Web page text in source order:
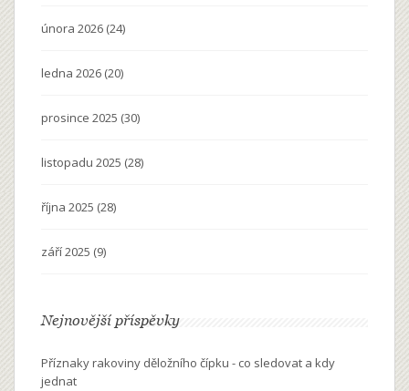
února 2026 (24)
ledna 2026 (20)
prosince 2025 (30)
listopadu 2025 (28)
října 2025 (28)
září 2025 (9)
Nejnovější příspěvky
Příznaky rakoviny děložního čípku - co sledovat a kdy
jednat